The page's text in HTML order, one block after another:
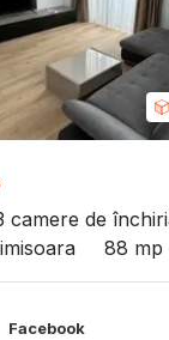
camere de
88 mp
Facebook